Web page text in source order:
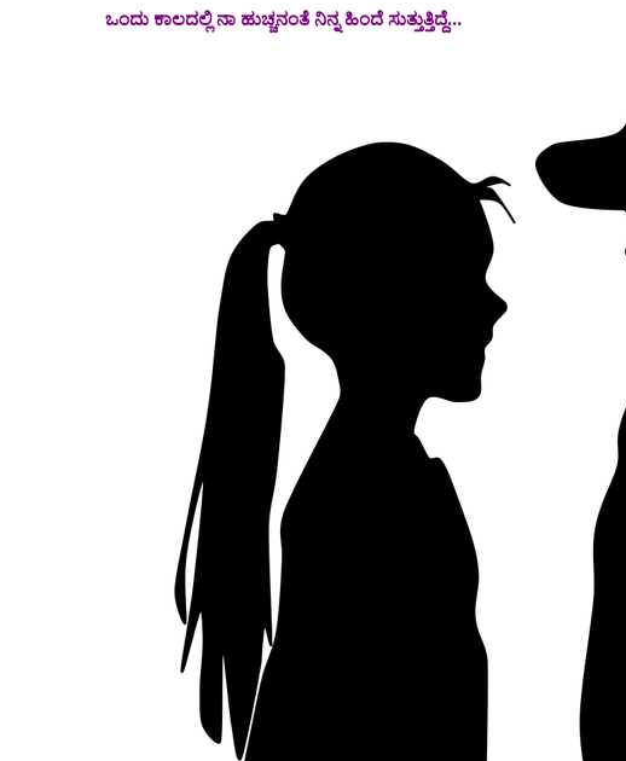
ಒಂದು ಕಾಲದಲ್ಲಿ ನಾ ಹುಚ್ಚನಂತೆ ನಿನ್ನ ಹಿಂದೆ ಸುತ್ತುತ್ತಿದ್ದೆ...